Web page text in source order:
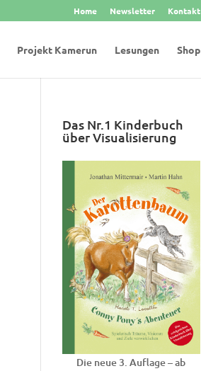
Home Newsletter Kontakt
Projekt Kamerun Lesungen Shop
Das Nr.1 Kinderbuch
über Visualisierung
Die neue 3. Auflage – ab